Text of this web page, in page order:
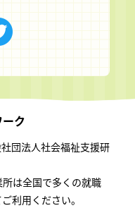
ク
団法⼈社会福祉⽀援研
は全国で多くの就職
利⽤ください。